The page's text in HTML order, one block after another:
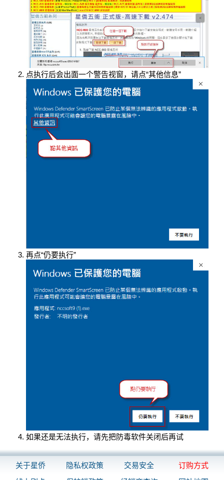
点执行后会出面一个警告视窗，请点“其他信息”
再点“仍要执行”
如果还是无法执行，请先把防毒软件关闭后再试
关于星侨 隐私权政策 交易安全
订购方式